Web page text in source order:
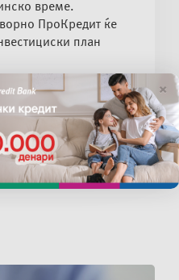
време.
ПроКредит ќе
план
×